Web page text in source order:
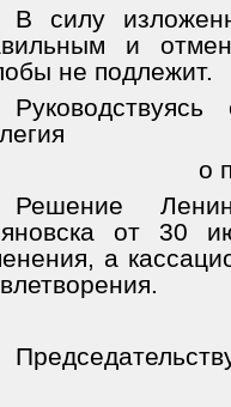
В силу
и
не подлежит.
о
Решение
от 30
а